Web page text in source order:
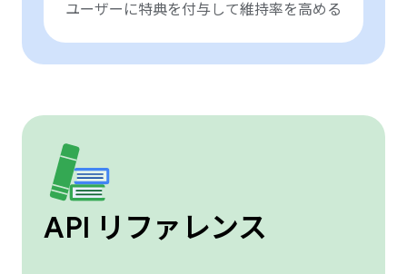
ユーザーに特典を付与して維持率を高める
API リファレンス